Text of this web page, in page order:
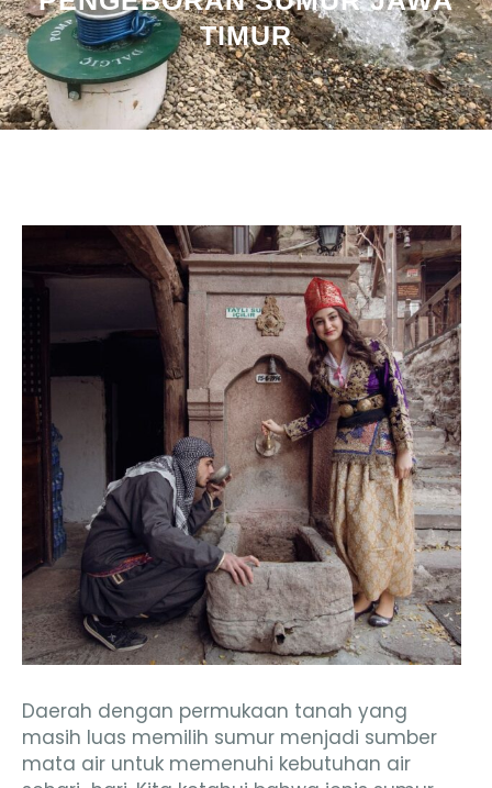
TIMUR
Daerah dengan permukaan tanah yang
masih luas memilih sumur menjadi sumber
mata air untuk memenuhi kebutuhan air